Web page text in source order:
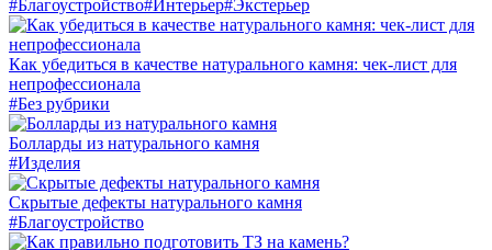
#Благоустройство#Интерьер#Экстерьер
Как убедиться в качестве натурального камня: чек-лист для
непрофессионала
#Без рубрики
Болларды из натурального камня
#Изделия
Скрытые дефекты натурального камня
#Благоустройство